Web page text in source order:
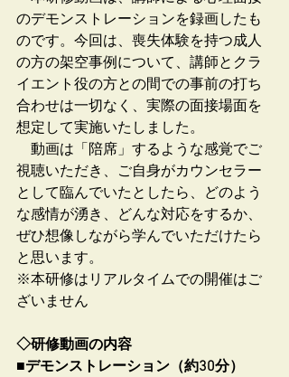
のデモンストレーションを録画したも
のです。今回は、喪失体験を持つ成人
の方の架空事例について、講師とクラ
イエント役の方との間での事前の打ち
合わせは一切なく、実際の面接場面を
想定して実施いたしました。
動画は「陪席」するような感覚でご
視聴いただき、ご自身がカウンセラー
として臨んでいたとしたら、どのよう
な感情が湧き、どんな対応をするか、
ぜひ想像しながら学んでいただけたら
と思います。
※本研修はリアルタイムでの開催はご
ざいません
◇研修動画の内容
■デモンストレーション（約30分）